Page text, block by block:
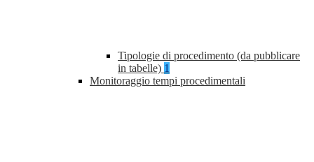
Tipologie di procedimento (da pubblicare
in tabelle) 1
Monitoraggio tempi procedimentali